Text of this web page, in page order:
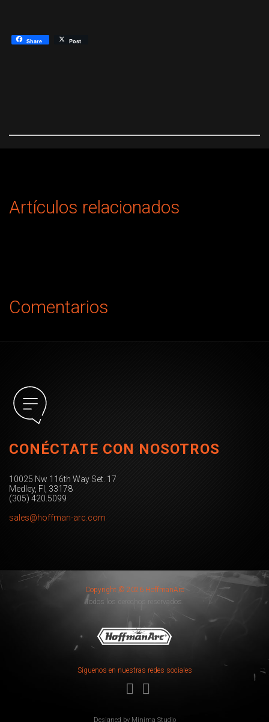
Share Post
Artículos relacionados
Comentarios
CONÉCTATE CON NOSOTROS
10025 Nw 116th Way Set. 17
Medley, Fl, 33178
(305) 420.5099
sales@hoffman-arc.com
Copyright © 2026 HoffmanArc
Todos los derechos reservados.
Síguenos en nuestras redes sociales
Designed by Minima Studio